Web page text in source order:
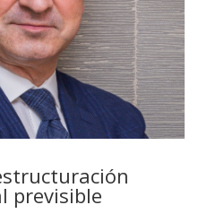
previsible